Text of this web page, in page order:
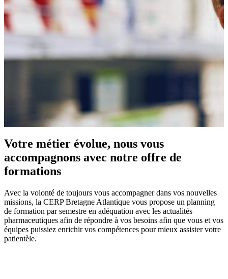
Votre métier évolue, nous vous
accompagnons avec notre offre de
formations
Avec la volonté de toujours vous accompagner dans vos nouvelles
missions, la CERP Bretagne Atlantique vous propose un planning
de formation par semestre en adéquation avec les actualités
pharmaceutiques afin de répondre à vos besoins afin que vous et vos
équipes puissiez enrichir vos compétences pour mieux assister votre
patientèle.